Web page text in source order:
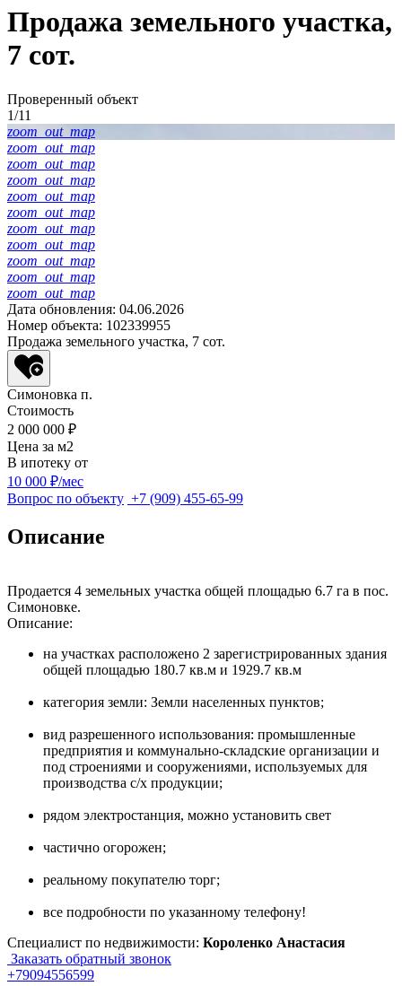
Продажа земельного участка,
7 сот.
Проверенный объект
1/11
zoom_out_map
zoom_out_map
zoom_out_map
zoom_out_map
zoom_out_map
zoom_out_map
zoom_out_map
zoom_out_map
zoom_out_map
zoom_out_map
zoom_out_map
Дата обновления: 04.06.2026
Номер объекта: 102339955
Продажа земельного участка, 7 сот.
Симоновка п.
Стоимость
2 000 000 ₽
Цена за м2
В ипотеку от
10 000 ₽/мес
Вопрос по объекту +7 (909) 455-65-99
Описание
Продается 4 земельных участка общей площадью 6.7 га в пос.
Симоновке.
Описание:
на участках расположено 2 зарегистрированных здания
общей площадью 180.7 кв.м и 1929.7 кв.м
категория земли: Земли населенных пунктов;
вид разрешенного использования: промышленные
предприятия и коммунально-складские организации и
под строениями и сооружениями, используемых для
производства с/х продукции;
рядом электростанция, можно установить свет
частично огорожен;
реальному покупателю торг;
все подробности по указанному телефону!
Специалист по недвижимости: Короленко Анастасия
Заказать обратный звонок
+79094556599